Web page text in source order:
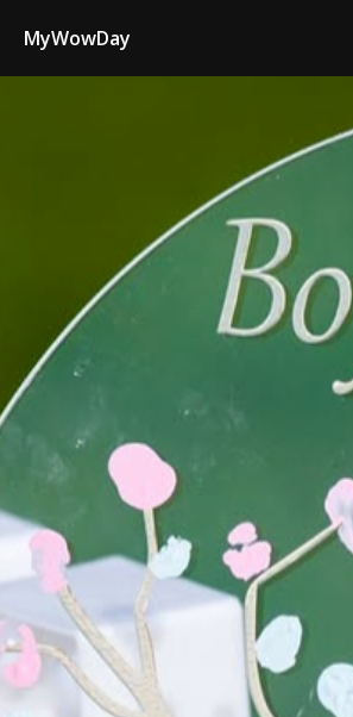
MyWowDay